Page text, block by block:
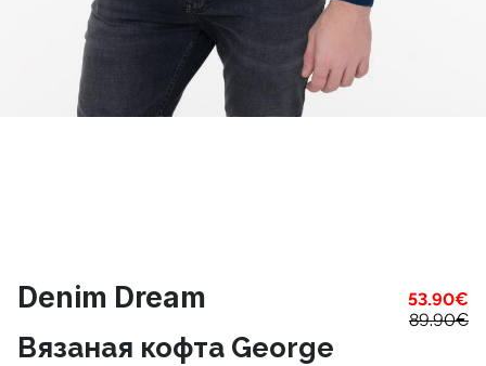
Denim Dream 53.90€
89.90€
Вязаная кофта George